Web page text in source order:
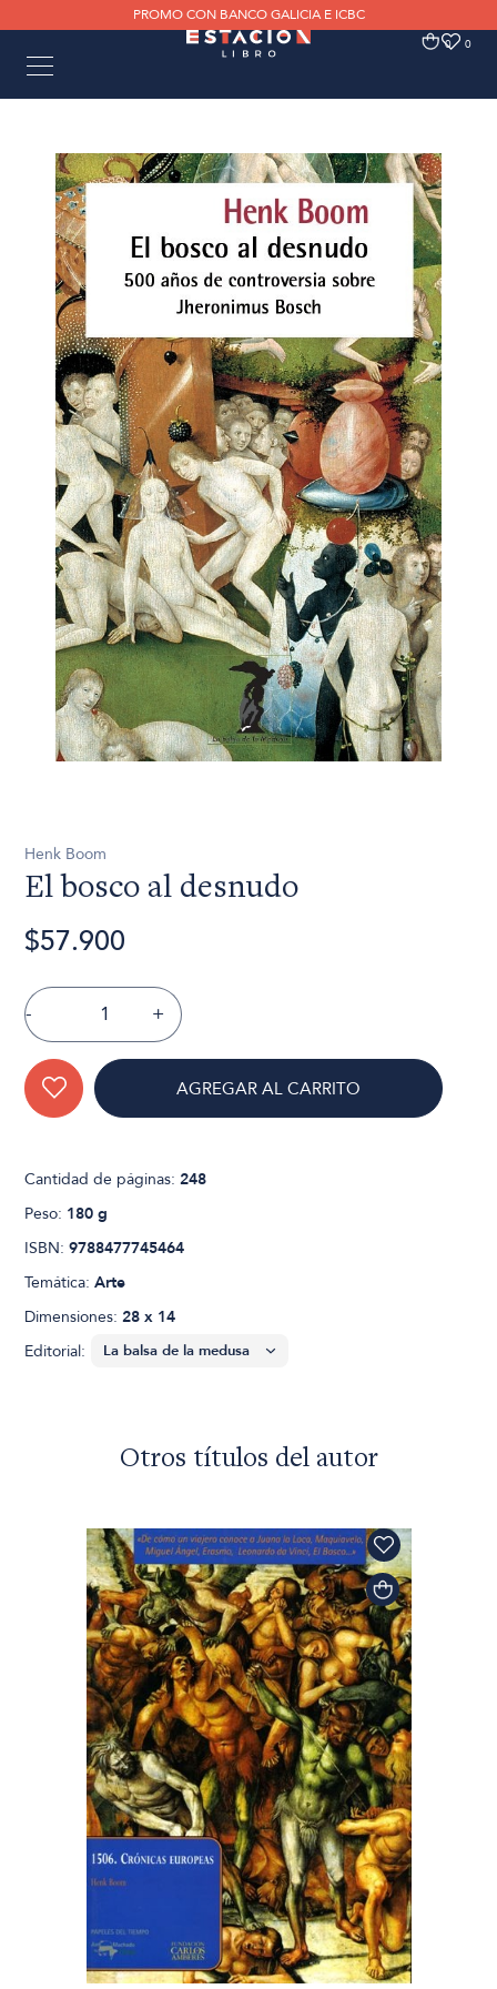
PROMO CON BANCO GALICIA E ICBC
0 0
Henk Boom
El bosco al desnudo
$57.900
- +
AGREGAR AL CARRITO
Cantidad de páginas:248
Peso: 180 g
ISBN:9788477745464
Temática:Arte
Dimensiones:28 x 14
Editorial:
Otros títulos del autor